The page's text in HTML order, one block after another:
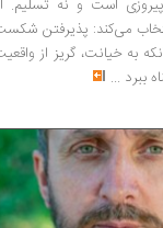
پیروزی است و نه تسلیم.
می‌کند: پذیرفتن
به خیانت، گریز از
ببرد ...